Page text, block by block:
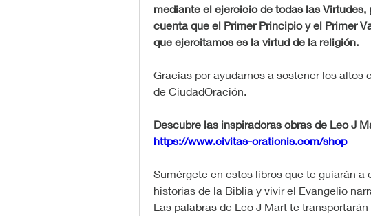
mediante el ejercicio de todas las
cuenta que el Primer Principio y el Primer
que ejercitamos es la virtud de la religión.
Gracias por ayudarnos a sostener los altos
de CiudadOración.
https://www.civitas-orationis.com/shop
Sumérgete en estos libros que te guiarán a
historias de la Biblia y vivir el Evangelio
Las palabras de Leo J Mart te